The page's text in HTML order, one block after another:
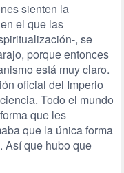
sienten la
el que las
, se
porque entonces
está muy claro.
oficial del Imperio
Todo el mundo
que les
que la única forma
Así que hubo que